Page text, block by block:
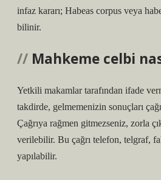
infaz kararı; Habeas corpus veya
bilinir.
Mahkeme celbi
Yetkili makamlar tarafından ifade
takdirde, gelmemenizin sonuçları
Çağrıya rağmen gitmezseniz, zorla
verilebilir. Bu çağrı telefon, telgraf,
yapılabilir.